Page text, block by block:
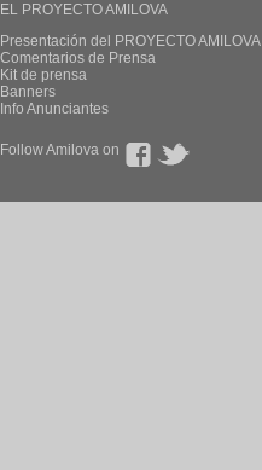
EL PROYECTO AMILOVA
Presentación del PROYECTO AMILOVA
Comentarios de Prensa
Kit de prensa
Banners
Info Anunciantes
Follow Amilova on